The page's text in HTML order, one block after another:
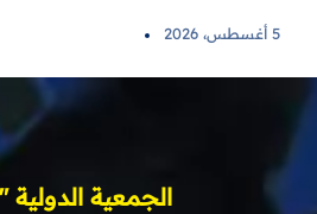
5 أغسطس، 2026
الجمعية الدولية